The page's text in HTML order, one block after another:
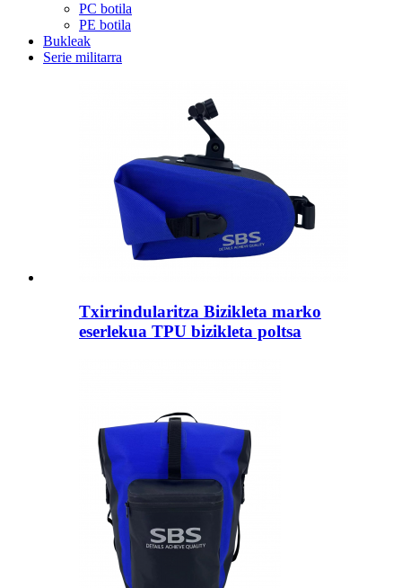
PC botila
PE botila
Bukleak
Serie militarra
Txirrindularitza Bizikleta marko
eserlekua TPU bizikleta poltsa